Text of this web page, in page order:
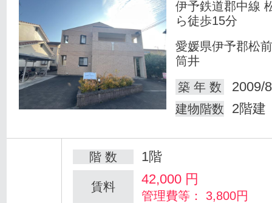
伊予鉄道郡中線
ら徒歩15分
愛媛県伊予郡松
筒井
築 年 数
2009/
建物階数 2階建
階 数 1階
賃料 42,000 円
管理費等： 3,800円